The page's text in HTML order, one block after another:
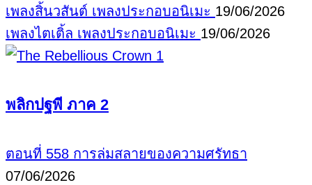
เพลงสิ้นวสันต์ เพลงประกอบอนิเมะ 19/06/2026
เพลงไตเติ้ล เพลงประกอบอนิเมะ 19/06/2026
พลิกปฐพี ภาค 2
ตอนที่ 558 การล่มสลายของความศรัทธา
07/06/2026